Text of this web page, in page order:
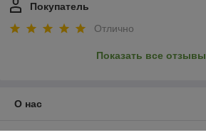
Покупатель
Отлично
Показать все отзывы
О нас